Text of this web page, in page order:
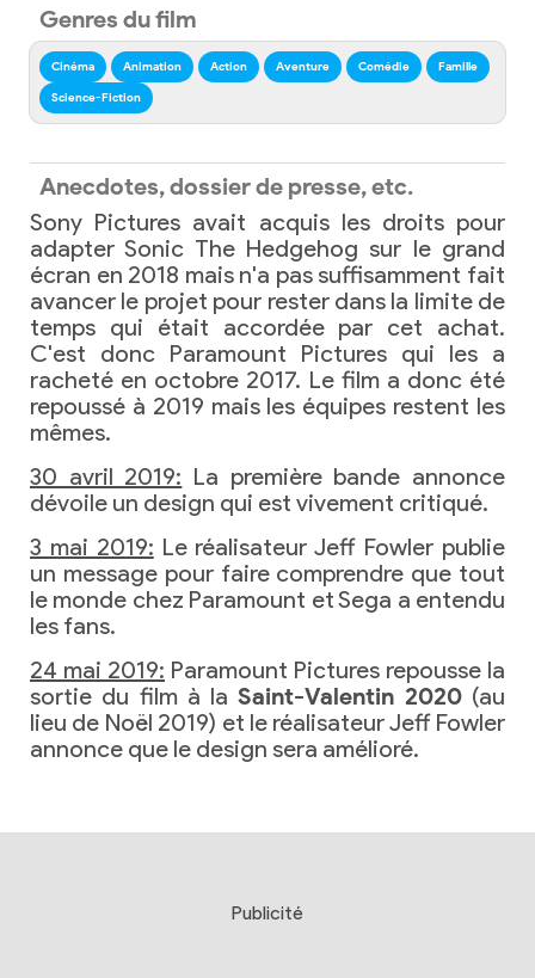
Genres du film
Cinéma Animation Action Aventure Comédie Famille
Science-Fiction
Anecdotes, dossier de presse, etc.
Sony Pictures avait acquis les droits pour
adapter Sonic The Hedgehog sur le grand
écran en 2018 mais n'a pas suffisamment fait
avancer le projet pour rester dans la limite de
temps qui était accordée par cet achat.
C'est donc Paramount Pictures qui les a
racheté en octobre 2017. Le film a donc été
repoussé à 2019 mais les équipes restent les
mêmes.
30 avril 2019: La première bande annonce
dévoile un design qui est vivement critiqué.
3 mai 2019: Le réalisateur Jeff Fowler publie
un message pour faire comprendre que tout
le monde chez Paramount et Sega a entendu
les fans.
24 mai 2019: Paramount Pictures repousse la
sortie du film à laSaint-Valentin 2020(au
lieu de Noël 2019) et le réalisateur Jeff Fowler
annonce que le design sera amélioré.
Publicité